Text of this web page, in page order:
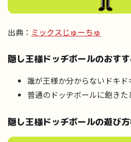
出典： ミックスじゅーちゅ
隠し王様ドッヂボールのおす
誰が王様か分からないドキド
普通のドッヂボールに飽きた
隠し王様ドッヂボールの遊び